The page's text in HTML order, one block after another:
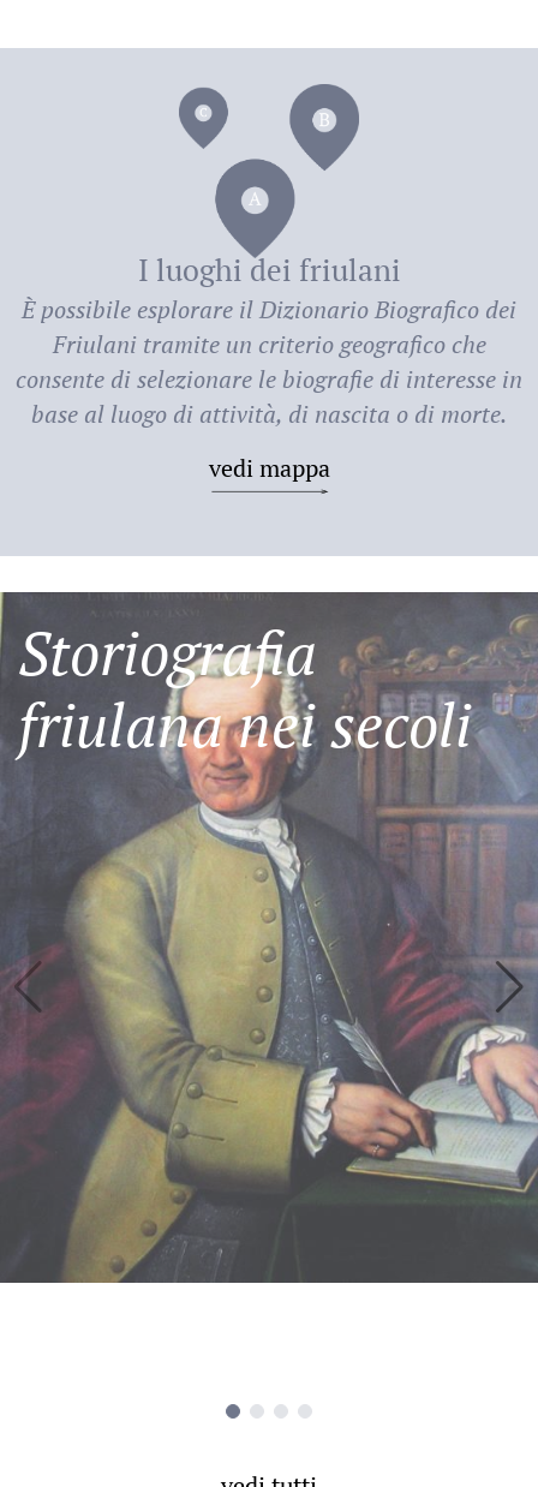
dei
Friulani
I luoghi dei friulani
È possibile esplorare ilDizionario Biografico dei
Friulani tramite un criterio geografico che
consente di selezionare le biografie di interesse in
base al luogo di attività, di nascita o di morte.
vedi mappa
Storiografia
friulana nei secoli